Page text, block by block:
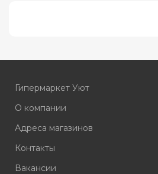
Гипермаркет Уют
О компании
Адреса магазинов
Контакты
Вакансии